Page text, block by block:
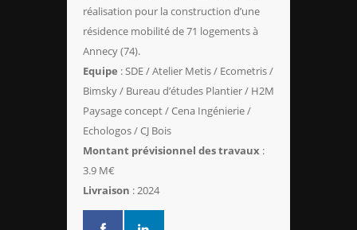
réalisation pour la construction d’une
résidence mobilité de 71 logements à
Annecy (74).
Equipe : SDE / Atelier Metis / Ecometris /
Bimsky / Bureau d’études Plantier / H2M
Paysage concept / Cena Ingénierie /
Echologos / CJ Bois
Montant prévisionnel des travaux :
3.9 M€
Livraison : 2024